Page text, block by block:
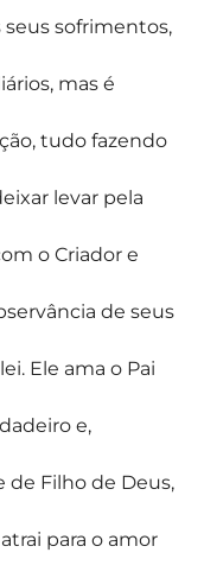
seus sofrimentos,
mas é
tudo fazendo
levar pela
o Criador e
de seus
Ele ama o Pai
e,
de Filho de Deus,
para o amor